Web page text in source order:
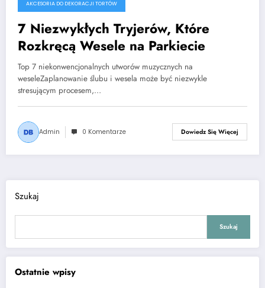
AKCESORIA DO DEKORACJI TORTÓW
7 Niezwykłych Tryjerów, Które
Rozkręcą Wesele na Parkiecie
Top 7 niekonwencjonalnych utworów muzycznych na
weseleZaplanowanie ślubu i wesela może być niezwykle
stresującym procesem,…
Admin 0 Komentarze Dowiedz Się Więcej
Szukaj
Szukaj
Ostatnie wpisy